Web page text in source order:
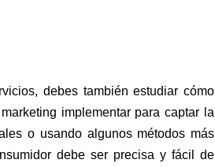
debes también estudiar cómo
implementar para captar la
o usando algunos métodos más
debe ser precisa y fácil de